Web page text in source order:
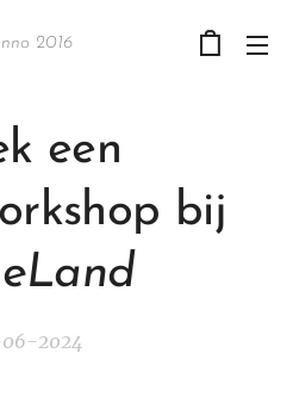
2016
een
bij
2024